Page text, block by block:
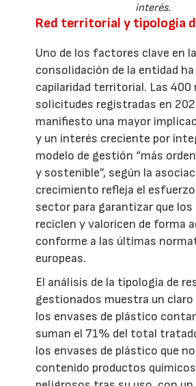
interés.
Red territorial y tipología
Uno de los factores clave en la
consolidación de la entidad
capilaridad territorial. Las 400
solicitudes registradas en
manifiesto una mayor
y un interés creciente por
modelo de gestión “más
y sostenible”, según la
crecimiento refleja el
sector para garantizar que los
reciclen y valoricen de forma
conforme a las últimas
europeas.
El análisis de la tipología de
gestionados muestra un claro
los envases de plástico
suman el 71% del total
los envases de plástico que
contenido productos